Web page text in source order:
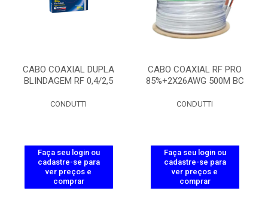
CABO COAXIAL DUPLA
BLINDAGEM RF 0,4/2,5
CONDUTTI
Faça seu login ou
cadastre-se para
ver preços e
comprar
CABO COAXIAL RF PRO
85%+2X26AWG 500M BC
CONDUTTI
Faça seu login ou
cadastre-se para
ver preços e
comprar